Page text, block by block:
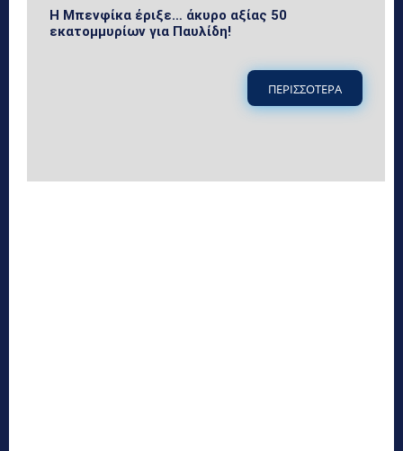
Η Μπενφίκα έριξε… άκυρο αξίας 50
εκατομμυρίων για Παυλίδη!
ΠΕΡΙΣΣΟΤΕΡΑ